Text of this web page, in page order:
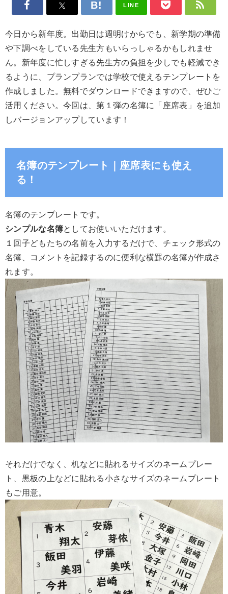
LINE
今日から新年度。出勤日は週明けからでも、新学期の準備
や下調べをしている先生方もいらっしゃるかもしれませ
ん。新年度に忙しすぎる先生方の負担を少しでも軽減でき
るように、プランプランでは学校で使えるテンプレートを
作成しました。無料でダウンロードできますので、ぜひご
活用ください。今回は、第１弾の名簿に「座席表」を追加
しバージョンアップしています！
名簿のテンプレート｜座席表にも使え
る！
名簿のテンプレートです。
シンプルな名簿としてお使いいただけます。
１回子どもたちの名前を入力するだけで、チェック形式の
名簿、コメントを記録するのに便利な横罫の名簿が作成さ
れます。
それだけでなく、机などに貼れるサイズのネームプレー
ト、黒板の上などに貼れる小さなサイズのネームプレート
もご用意。